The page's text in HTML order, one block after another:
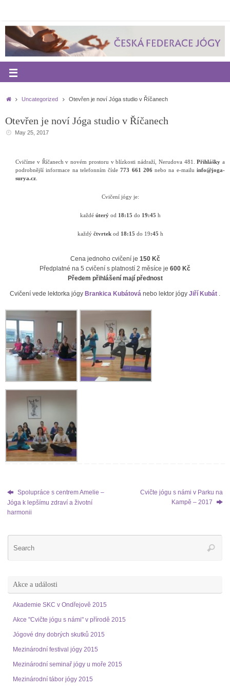
Uncategorized Otevřen je noví Jóga studio v Říčanech
Otevřen je noví Jóga studio v Říčanech
May 25, 2017
Cvičíme v Říčanech v novém prostoru v blízkosti nádraží, Nerudova 481.Přihlášky a
podrobnější informace na telefonním čísle773 661 206nebo na e-mailuinfo@joga-
surya.cz
Cvičení jógy je:
každé úterýod 18:15 do 19:45 h
každý čtvrtekod 18:15 do 19:45 h
Cena jednoho cvičení je 150 Kč
Předplatné na 5 cvičení s platností 2 měsíce je 600 Kč
Předem přihlášení mají přednost
Cvičení vede lektorka jógy Brankica Kubátová nebo lektor jógy Jiří Kubát
Spolupráce s centrem Amelie –
Jóga k lepšímu zdraví a životní
harmonii
Cvičte jógu s námi v Parku na
Kampě – 2017
Akce a události
Akademie SKC v Ondřejově 2015
Akce "Cvičte jógu s námi" v přírodě 2015
Jógové dny dobrých skutků 2015
Mezinárodní festival jógy 2015
Mezinárodní seminař jógy u moře 2015
Mezinárodní tábor jógy 2015